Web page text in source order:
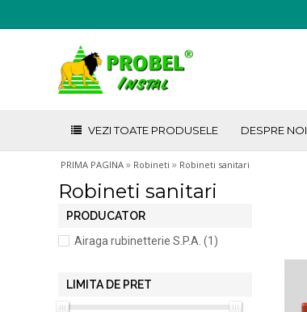
VEZI TOATE PRODUSELE DESPRE NOI
PRIMA PAGINA » Robineti » Robineti sanitari
Robineti sanitari
PRODUCATOR
Airaga rubinetterie S.P.A. (1)
LIMITA DE PRET